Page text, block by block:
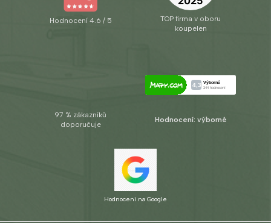
Hodnocení 4.6 / 5
TOP firma v oboru
koupelen
97 % zákazníků
doporučuje
Hodnocení: výborné
Hodnocení na Google